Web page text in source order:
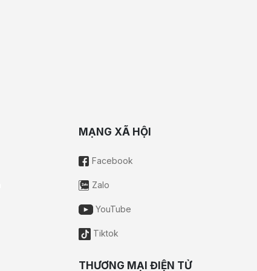
MẠNG XÃ HỘI
Facebook
Zalo
YouTube
Tiktok
THƯƠNG MẠI ĐIỆN TỬ